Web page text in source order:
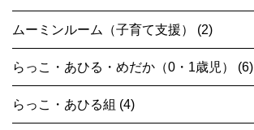
ムーミンルーム（子育て支援） (2)
らっこ・あひる・めだか（0・1歳児） (6)
らっこ・あひる組 (4)